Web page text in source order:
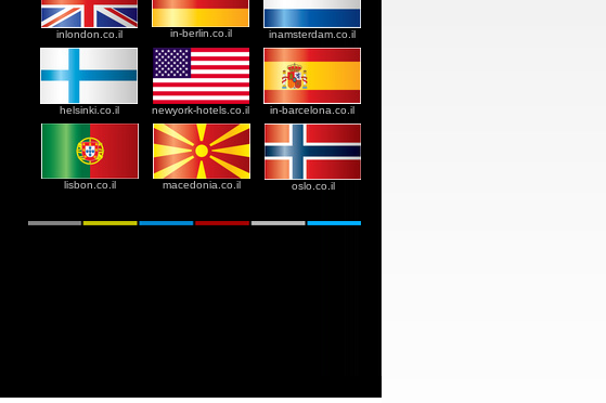
inamsterdam.co.il
in-berlin.co.il
inlondon.co.il
in-barcelona.co.il
newyork-hotels.co.il
helsinki.co.il
oslo.co.il
macedonia.co.il
lisbon.co.il